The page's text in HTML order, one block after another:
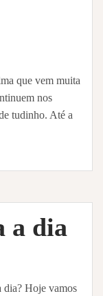
que vem muita
nos
tudinho. Até a
a dia
dia? Hoje vamos